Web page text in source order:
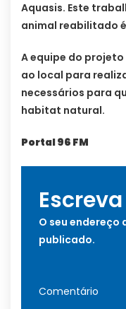
Aquasis. Este
animal reabilitado
A equipe do
ao local para
necessários para
habitat natural.
Portal 96 FM
O seu endereço
publicado.
Comentário